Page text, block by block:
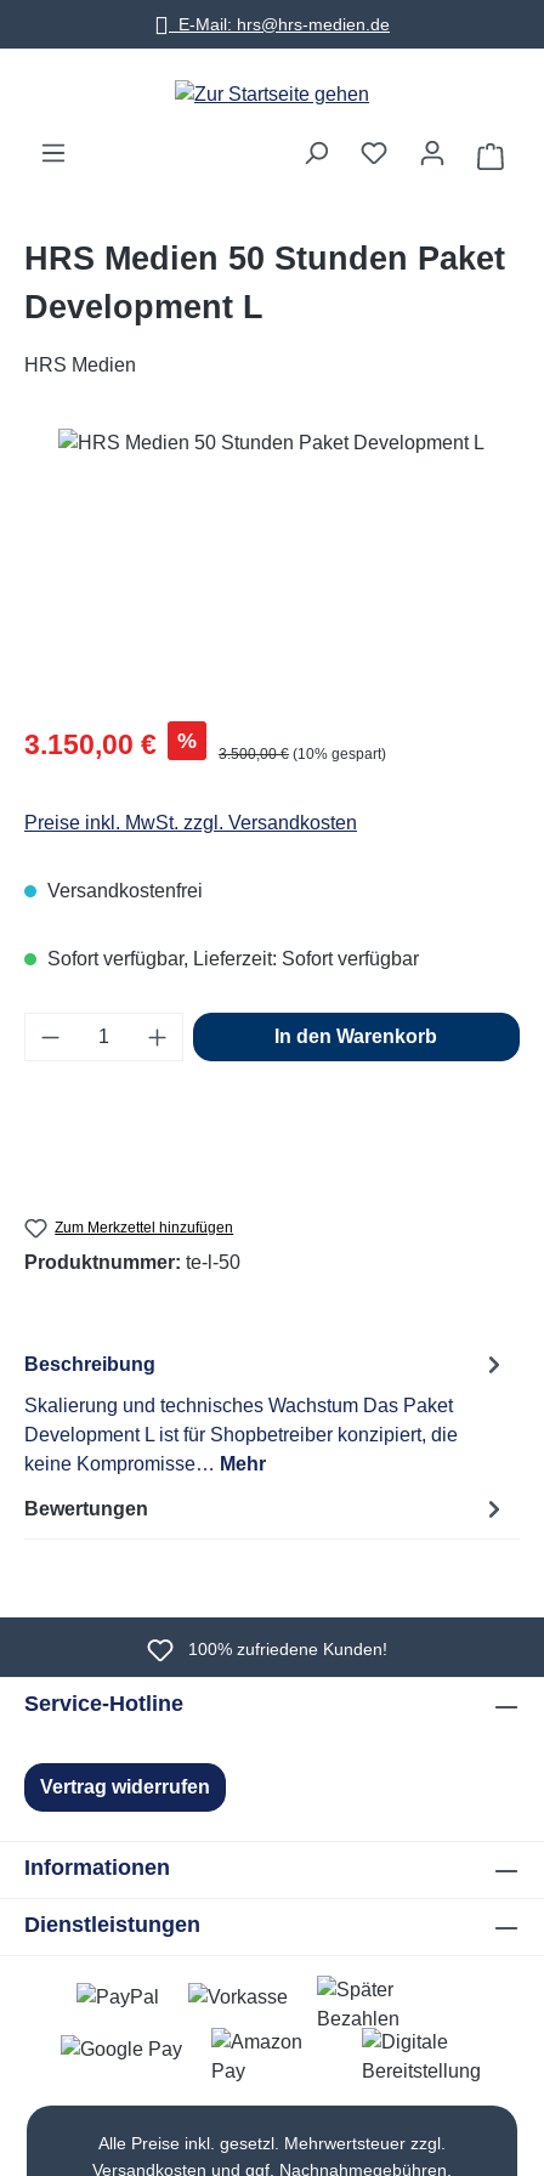
Zum Hauptinhalt springenE-Mail: hrs@hrs-medien.de
HRS Medien 50 Stunden Paket
Development L
HRS Medien
Verkaufspreis:
3.150,00 € % Regulärer Preis:
3.500,00 € (10% gespart)
Preise inkl. MwSt. zzgl. Versandkosten
Versandkostenfrei
Sofort verfügbar, Lieferzeit: Sofort verfügbar
Produkt Anzahl: Gib den gewünschten
In den Warenkorb
Zum Merkzettel hinzufügen
Produktnummer: te-l-50
Beschreibung
Skalierung und technisches Wachstum Das Paket
Development L ist für Shopbetreiber konzipiert, die
keine Kompromisse… Mehr
Bewertungen
100% zufriedene Kunden!
Service-Hotline
Vertrag widerrufen
Informationen
Dienstleistungen
Alle Preise inkl. gesetzl. Mehrwertsteuer zzgl.
Versandkosten und ggf. Nachnahmegebühren,